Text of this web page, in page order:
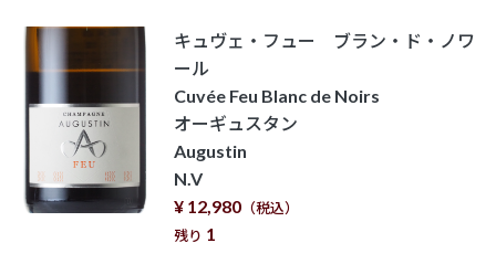
キュヴェ・フュー ブラン・ド・ノワ
ール
Cuvée Feu Blanc de Noirs
オーギュスタン
Augustin
N.V
¥ 12,980 （税込）
残り 1